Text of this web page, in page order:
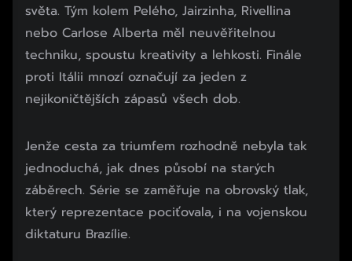
světa. Tým kolem Pelého, Jairzinha, Rivellina
nebo Carlose Alberta měl neuvěřitelnou
techniku, spoustu kreativity a lehkosti. Finále
proti Itálii mnozí označují za jeden z
nejikoničtějších zápasů všech dob.
Jenže cesta za triumfem rozhodně nebyla tak
jednoduchá, jak dnes působí na starých
záběrech. Série se zaměřuje na obrovský tlak,
který reprezentace pociťovala, i na vojenskou
diktaturu Brazílie.